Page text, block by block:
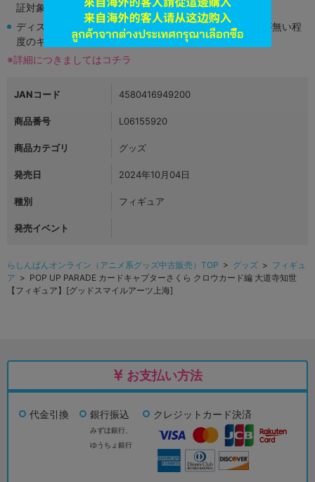
証対象外となります。
ディスク類の読み取り面のキズに関しまして再生に支障が無い程
度のキズがある場合がございます。
※詳細につきましてはコチラ
JANコード 4580416949200
商品番号 L06155920
商品カテゴリ グッズ
発売日 2024年10月04日
種別 フィギュア
発売イベント
らしんばんオンライン（アニメ系グッズ中古販売）TOP > グッズ > フィギュ
ア > POP UP PARADE カードキャプターさくら クロウカード編 大道寺知世
【フィギュア】[グッドスマイルアーツ上海]
お支払い方法
代金引換 銀行振込
みずほ銀行、
ゆうちょ銀行
クレジットカード決済